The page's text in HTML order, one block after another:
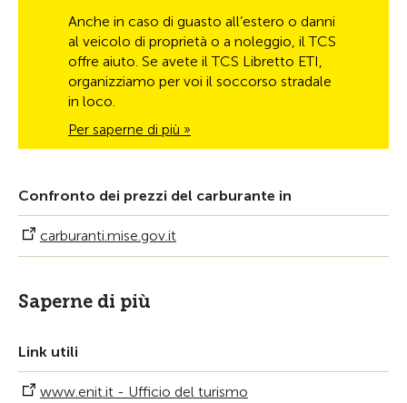
Anche in caso di guasto all’estero o danni
al veicolo di proprietà o a noleggio, il TCS
offre aiuto. Se avete il TCS Libretto ETI,
organizziamo per voi il soccorso stradale
in loco.
Per saperne di più »
Confronto dei prezzi del carburante in
carburanti.mise.gov.it
Saperne di più
Link utili
www.enit.it - Ufficio del turismo